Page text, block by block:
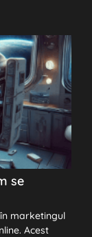
se
marketingul
Acest